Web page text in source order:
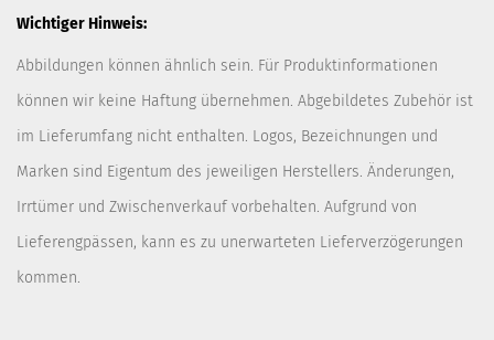
Wichtiger Hinweis:
Abbildungen können ähnlich sein. Für Produktinformationen
können wir keine Haftung übernehmen. Abgebildetes Zubehör ist
im Lieferumfang nicht enthalten. Logos, Bezeichnungen und
Marken sind Eigentum des jeweiligen Herstellers. Änderungen,
Irrtümer und Zwischenverkauf vorbehalten. Aufgrund von
Lieferengpässen, kann es zu unerwarteten Lieferverzögerungen
kommen.